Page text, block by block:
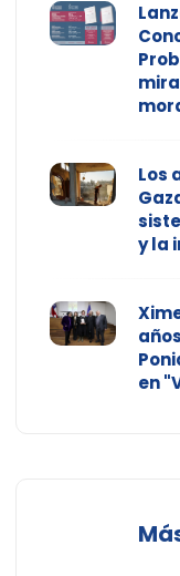
Los
y la
en